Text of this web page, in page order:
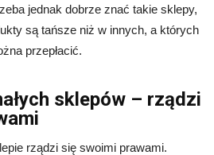
jednak dobrze znać takie sklepy,
są tańsze niż w innych, a których
przepłacić.
sklepów – rządzi
rządzi się swoimi prawami.